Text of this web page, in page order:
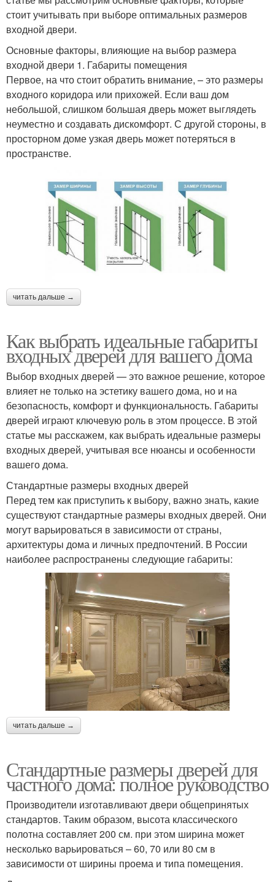
стоит учитывать при выборе оптимальных размеров
входной двери.
Основные факторы, влияющие на выбор размера
входной двери 1. Габариты помещения
Первое, на что стоит обратить внимание, – это размеры
входного коридора или прихожей. Если ваш дом
небольшой, слишком большая дверь может выглядеть
неуместно и создавать дискомфорт. С другой стороны, в
просторном доме узкая дверь может потеряться в
пространстве.
читать дальше →
Как выбрать идеальные габариты
входных дверей для вашего дома
Выбор входных дверей — это важное решение, которое
влияет не только на эстетику вашего дома, но и на
безопасность, комфорт и функциональность. Габариты
дверей играют ключевую роль в этом процессе. В этой
статье мы расскажем, как выбрать идеальные размеры
входных дверей, учитывая все нюансы и особенности
вашего дома.
Стандартные размеры входных дверей
Перед тем как приступить к выбору, важно знать, какие
существуют стандартные размеры входных дверей. Они
могут варьироваться в зависимости от страны,
архитектуры дома и личных предпочтений. В России
наиболее распространены следующие габариты:
читать дальше →
Стандартные размеры дверей для
частного дома: полное руководство
Производители изготавливают двери общепринятых
стандартов. Таким образом, высота классического
полотна составляет 200 см. при этом ширина может
несколько варьироваться – 60, 70 или 80 см в
зависимости от ширины проема и типа помещения.